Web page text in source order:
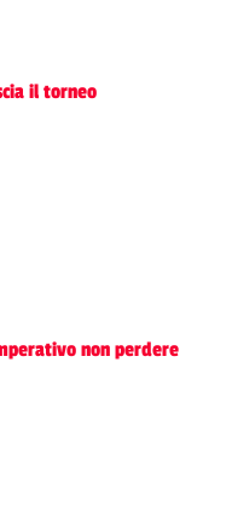
il torneo
non perdere